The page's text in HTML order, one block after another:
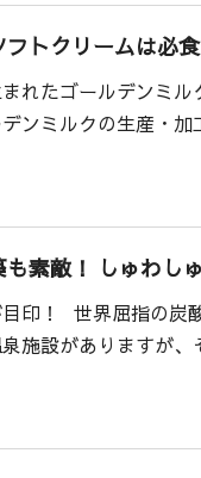
トクリームは必食
れたゴールデンミ
ンミルクの生産・
素敵！ しゅわし
印！ 世界屈指の炭
施設がありますが